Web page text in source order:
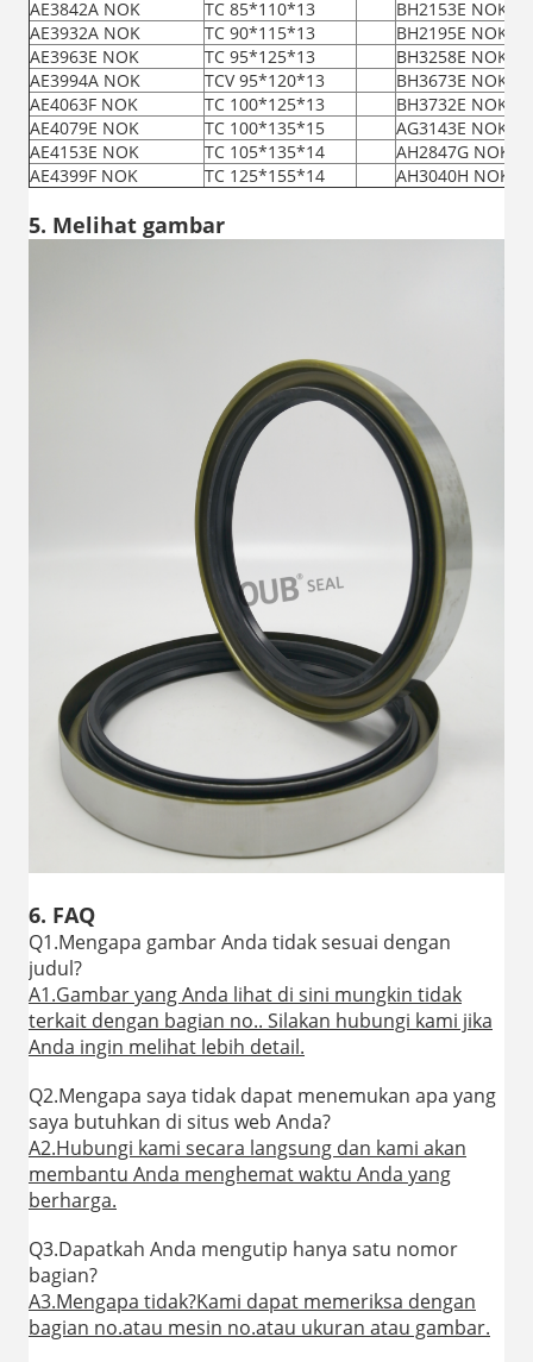
AE3842A NOK TC 85*110*13
BH2153E NOK
AE3932A NOK
TC 90*115*13
BH2195E NOK
AE3963E NOK
TC 95*125*13
BH3258E NOK
AE3994A NOK
TCV 95*120*13
BH3673E NOK
AE4063F NOK
TC 100*125*13
BH3732E NOK
AE4079E NOK
TC 100*135*15
AG3143E NOK
AE4153E NOK
TC 105*135*14
AH2847G NOK
AE4399F NOK
TC 125*155*14 AH3040H NOK
5. Melihat gambar
6. FAQ
Q1.Mengapa gambar Anda tidak sesuai dengan
judul?
A1.Gambar yang Anda lihat di sini mungkin tidak
terkait dengan bagian no.. Silakan hubungi kami jika
Anda ingin melihat lebih detail.
Q2.Mengapa saya tidak dapat menemukan apa yang
saya butuhkan di situs web Anda?
A2.Hubungi kami secara langsung dan kami akan
membantu Anda menghemat waktu Anda yang
berharga.
Q3.Dapatkah Anda mengutip hanya satu nomor
bagian?
A3.Mengapa tidak?Kami dapat memeriksa dengan
bagian no.atau mesin no.atau ukuran atau gambar.